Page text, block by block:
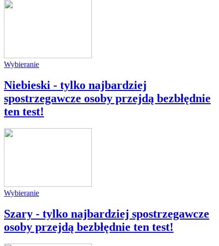
Wybieranie
Niebieski - tylko najbardziej
spostrzegawcze osoby przejdą bezbłędnie
ten test!
Wybieranie
Szary - tylko najbardziej spostrzegawcze
osoby przejdą bezbłędnie ten test!